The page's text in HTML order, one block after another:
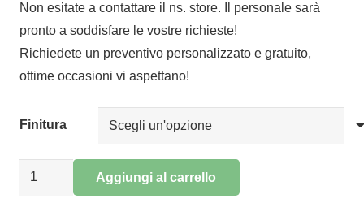
Non esitate a contattare il ns. store. Il personale sarà
pronto a soddisfare le vostre richieste!
Richiedete un preventivo personalizzato e gratuito,
ottime occasioni vi aspettano!
Finitura
Lampada
Aggiungi al carrello